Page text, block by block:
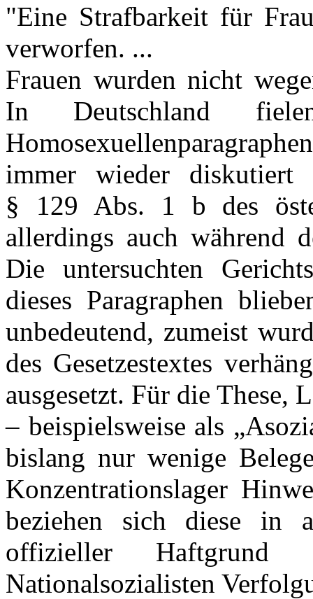
"Eine Strafbarkeit für
verworfen. ...
Frauen wurden nicht
In Deutschland
immer wieder diskutiert
§ 129 Abs. 1 b des
allerdings auch während
Die untersuchten
dieses Paragraphen
unbedeutend, zumeist
des Gesetzestextes
ausgesetzt. Für die These,
– beispielsweise als
bislang nur wenige
Konzentrationslager
beziehen sich diese in
offizieller
Nationalsozialisten